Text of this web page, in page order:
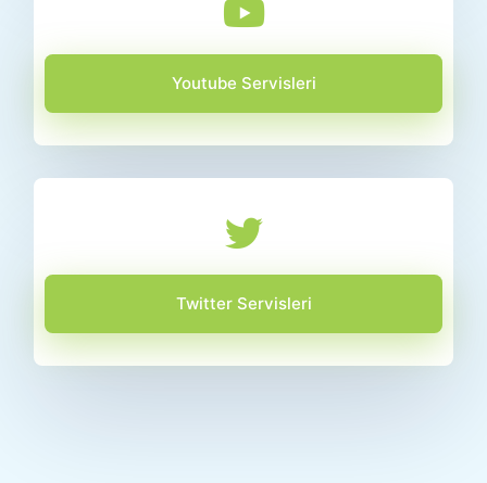
Youtube Servisleri
Twitter Servisleri